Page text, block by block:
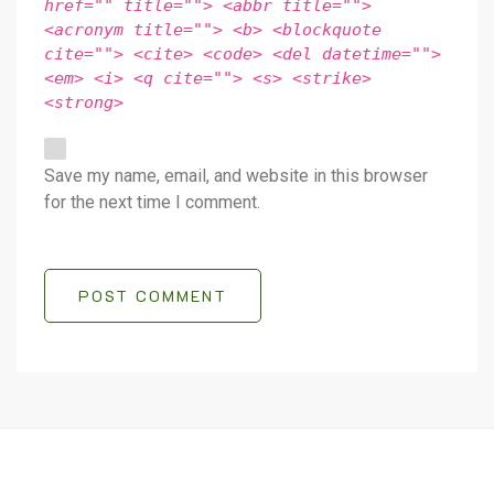
href="" title=""> <abbr title="">
<acronym title=""> <b> <blockquote
cite=""> <cite> <code> <del datetime="">
<em> <i> <q cite=""> <s> <strike>
<strong>
Save my name, email, and website in this browser
for the next time I comment.
POST COMMENT